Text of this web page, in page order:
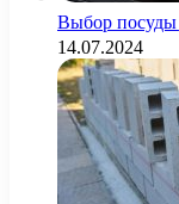
Выбор посуды
14.07.2024